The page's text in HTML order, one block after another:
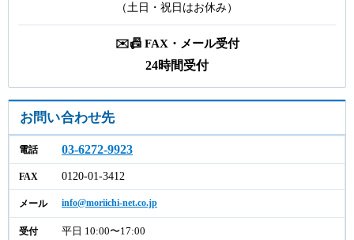
（土日・祝日はお休み）
✉️📠 FAX・メール受付
24時間受付
お問い合わせ先
電話 03-6272-9923
FAX 0120-01-3412
メール info@moriichi-net.co.jp
受付 平日 10:00〜17:00